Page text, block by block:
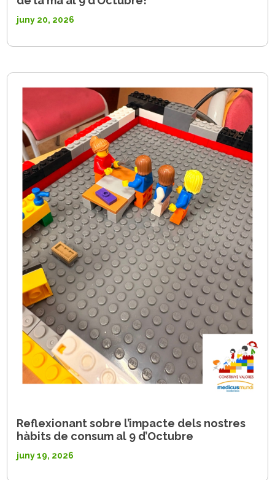
juny 20, 2026
Reflexionant sobre l’impacte dels nostres
hàbits de consum al 9 d’Octubre
juny 19, 2026